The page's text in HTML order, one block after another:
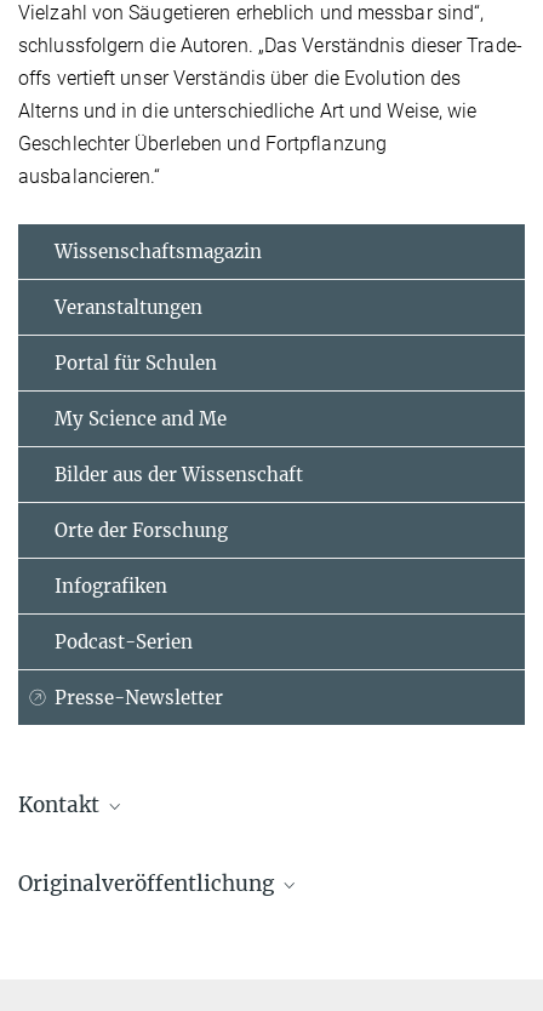
Vielzahl von Säugetieren erheblich und messbar sind“,
schlussfolgern die Autoren. „Das Verständnis dieser Trade-
offs vertieft unser Verständis über die Evolution des
Alterns und in die unterschiedliche Art und Weise, wie
Geschlechter Überleben und Fortpflanzung
ausbalancieren.“
Wissenschaftsmagazin
Veranstaltungen
Portal für Schulen
My Science and Me
Bilder aus der Wissenschaft
Orte der Forschung
Infografiken
Podcast-Serien
Presse-Newsletter
Kontakt
Abteilung für Verhalten und Evolution von Primaten
Originalveröffentlichung